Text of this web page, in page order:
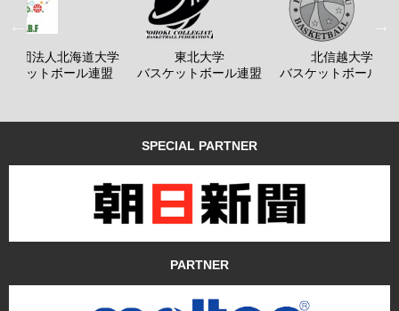
社団法人北海道大学
ケットボール連盟
東北大学
バスケットボール連盟
北信越大学
バスケットボール連
SPECIAL PARTNER
PARTNER